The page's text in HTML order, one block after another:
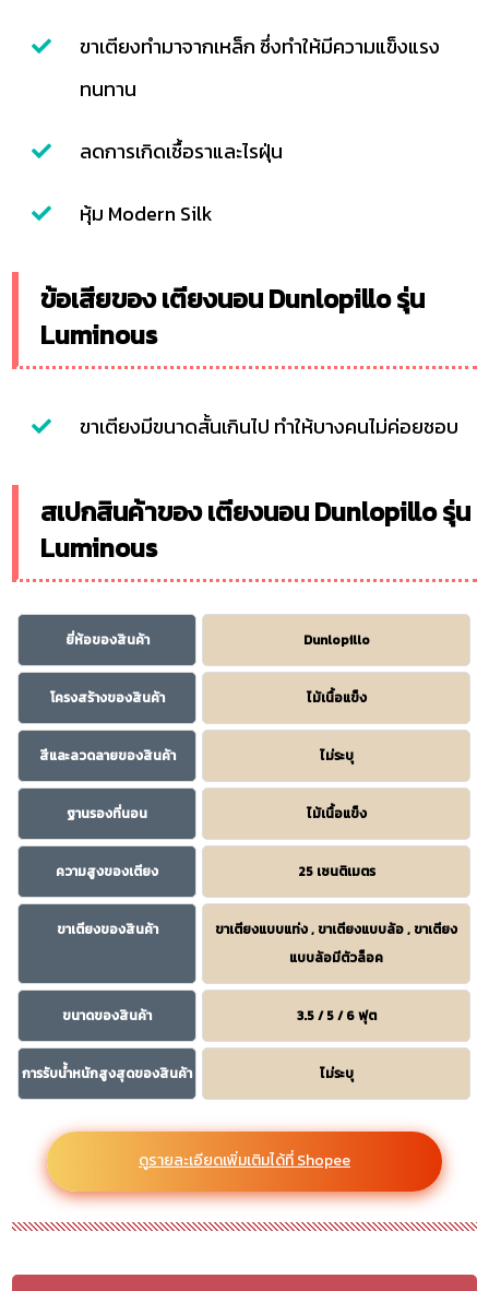
ขาเตียงทำมาจากเหล็ก ซึ่งทำให้มีความแข็งแรง
ทนทาน
ลดการเกิดเชื้อราและไรฝุ่น
หุ้ม Modern Silk
ข้อเสียของ เตียงนอน Dunlopillo รุ่น
Luminous
ขาเตียงมีขนาดสั้นเกินไป ทำให้บางคนไม่ค่อยชอบ
สเปกสินค้าของ เตียงนอน Dunlopillo รุ่น
Luminous
ยี่ห้อของสินค้า Dunlopillo
โครงสร้างของสินค้า ไม้เนื้อแข็ง
สีและลวดลายของสินค้า ไม่ระบุ
ฐานรองที่นอน ไม้เนื้อแข็ง
ความสูงของเตียง 25 เซนติเมตร
ขาเตียงของสินค้า
ขาเตียงแบบแท่ง , ขาเตียงแบบล้อ , ขาเตียง
แบบล้อมีตัวล็อค
ขนาดของสินค้า 3.5 / 5 / 6 ฟุต
การรับน้ำหนักสูงสุดของสินค้า ไม่ระบุ
ดูรายละเอียดเพิ่มเติมได้ที่ Shopee